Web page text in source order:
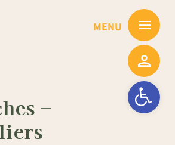
Ouvrir la
–